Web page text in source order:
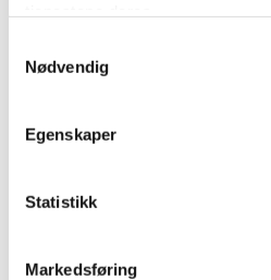
Nødvendig
Egenskaper
Statistikk
Markedsføring
STARTER 9T 2.4KW